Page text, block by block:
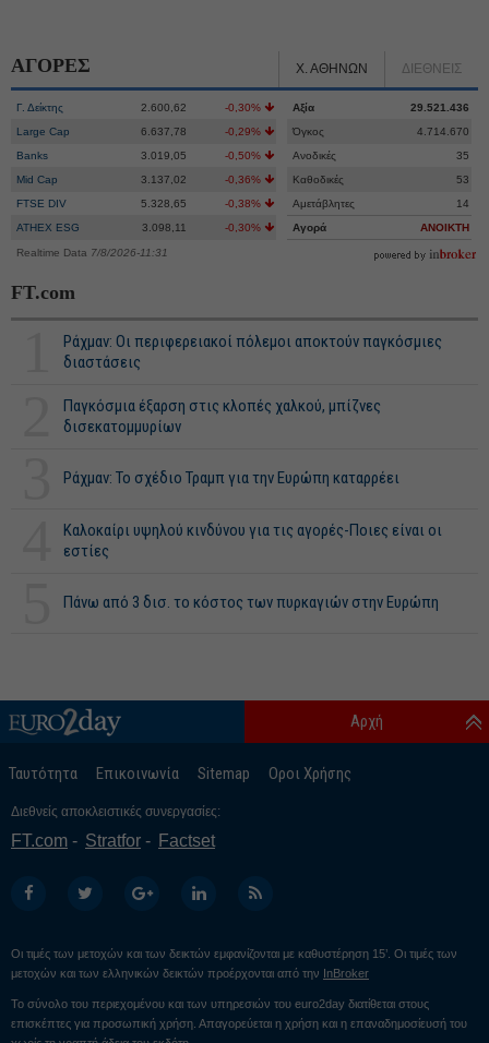
ΑΓΟΡΕΣ Χ. ΑΘΗΝΩΝ ΔΙΕΘΝΕΙΣ
Γ. Δείκτης 2.600,62
-0,30%
Large Cap
6.637,78
-0,29%
Banks
3.019,05
-0,50%
Mid Cap
3.137,02
-0,36%
FTSE DIV
5.328,65
-0,38%
ATHEX ESG
3.098,11 -0,30%
Αξία
29.521.436
Όγκος
4.714.670
Ανοδικές
35
Καθοδικές
53
Αμετάβλητες
14
Αγορά
ΑΝΟΙΚΤΗ
Realtime Data 7/8/2026-11:31
FT.com
Ράχμαν: Οι περιφερειακοί πόλεμοι αποκτούν παγκόσμιες
διαστάσεις
Παγκόσμια έξαρση στις κλοπές χαλκού, μπίζνες
δισεκατομμυρίων
Ράχμαν: Το σχέδιο Τραμπ για την Ευρώπη καταρρέει
Καλοκαίρι υψηλού κινδύνου για τις αγορές-Ποιες είναι οι
εστίες
Πάνω από 3 δισ. το κόστος των πυρκαγιών στην Ευρώπη
Ταυτότητα Επικοινωνία Sitemap Οροι Χρήσης
Αρχή
Διεθνείς αποκλειστικές συνεργασίες:
FT.com Stratfor Factset
Οι τιμές των μετοχών και των δεικτών εμφανίζονται με καθυστέρηση 15’. Οι τιμές των
μετοχών και των ελληνικών δεικτών προέρχονται από την InBroker
Το σύνολο του περιεχομένου και των υπηρεσιών του euro2day διατίθεται στους
επισκέπτες για προσωπική χρήση. Απαγορεύεται η χρήση και η επαναδημοσίευσή του